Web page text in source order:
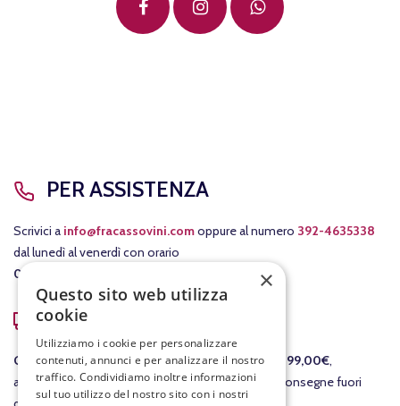
PER ASSISTENZA
Scrivici a info@fracassovini.comoppure al numero 392-4635338
dal lunedì al venerdì con orario
08:00-12:30
COSTI DI SPEDIZIONE
GRATISper le consegne in Italia per ordinisopra i 99,00€,
altrimenti il costo della consegna è di 7,90€. Per consegne fuori
×
Questo sito web utilizza
cookie
Utilizziamo i cookie per personalizzare
contenuti, annunci e per analizzare il nostro
traffico. Condividiamo inoltre informazioni
sul tuo utilizzo del nostro sito con i nostri